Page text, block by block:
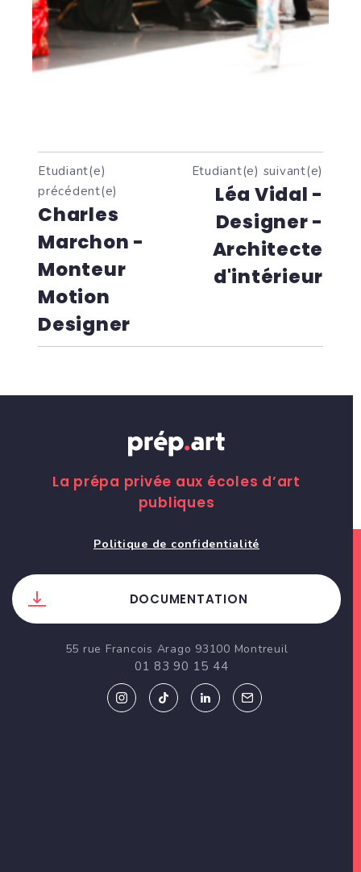
Etudiant(e)
précédent(e)
Charles
Marchon -
Monteur
Motion
Designer
Etudiant(e) suivant(e)
Léa Vidal -
Designer -
Architecte
d'intérieur
La prépa privée aux écoles d’art
publiques
Politique de confidentialité
DOCUMENTATION
55 rue Francois Arago 93100 Montreuil
01 83 90 15 44